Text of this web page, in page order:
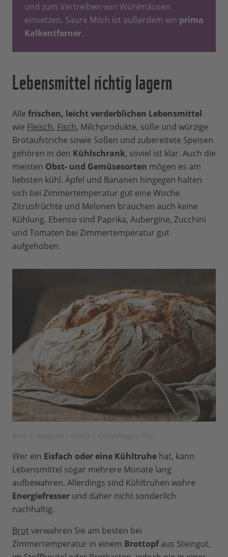
und zum Vertreiben von Wühlmäusen
einsetzen. Saure Milch ist außerdem ein prima
Kalkentferner.
Lebensmittel richtig lagern
Alle frischen, leicht verderblichen Lebensmittel
wie Fleisch, Fisch, Milchprodukte, süße und würzige
Brotaufstriche sowie Soßen und zubereitete Speisen
gehören in den Kühlschrank, soviel ist klar. Auch die
meisten Obst- und Gemüsesorten mögen es am
liebsten kühl. Äpfel und Bananen hingegen halten
sich bei Zimmertemperatur gut eine Woche.
Zitrusfrüchte und Melonen brauchen auch keine
Kühlung. Ebenso sind Paprika, Aubergine, Zucchini
und Tomaten bei Zimmertemperatur gut
aufgehoben.
Wer ein Eisfach oder eine Kühltruhe hat, kann
Lebensmittel sogar mehrere Monate lang
aufbewahren. Allerdings sind Kühltruhen wahre
Energiefresser und daher nicht sonderlich
nachhaltig.
Brot verwahren Sie am besten bei
Zimmertemperatur in einem Brottopfaus Steingut,